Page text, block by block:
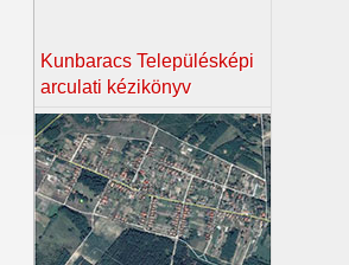
Kunbaracs Településképi
arculati kézikönyv